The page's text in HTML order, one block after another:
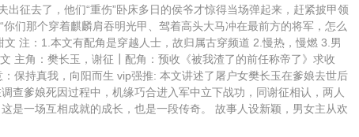
征去了，他们“重伤”卧床多日的侯爷才惊得当场弹起来，赶紧披甲领
们那个穿着麒麟肩吞明光甲、驾着高头大马冲在最前方的将军，怎么
注：1.本文有配角是穿越人士，故归属古穿频道 2.慢热，慢燃 3.男
主角：樊长玉，谢征┃配角：预收《被我渣了的前任称帝了》求收
保持真我，向阳而生 vip强推: 本文讲述了屠户女樊长玉在爹娘去世后
查爹娘死因过程中，机缘巧合进入军中立下战功，同谢征相认，两人
是一场互相成就的成长，也是一段传奇。 故事人设新颖，男女主从欢